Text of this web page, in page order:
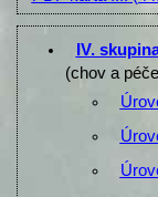
IV.
(chov a